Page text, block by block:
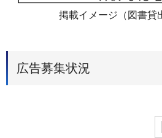
掲載イメージ（図書貸
広告募集状況